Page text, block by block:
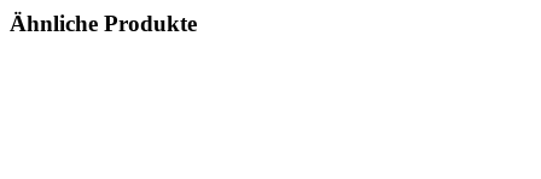
Ähnliche Produkte